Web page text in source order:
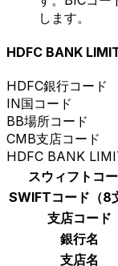
します。
HDFC BANK
HDFC銀行コード
IN国コード
BB場所コード
CMB支店コード
HDFC BANK
スウィフトコ
SWIFTコード（8
支店コード
銀行名
支店名